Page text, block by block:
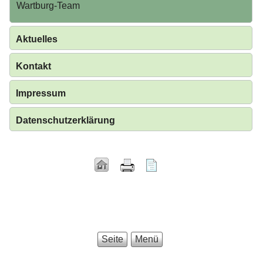
Wartburg-Team
Aktuelles
Kontakt
Impressum
Datenschutzerklärung
Seite Menü